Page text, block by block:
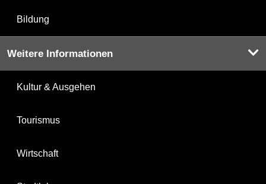
Bildung
Weitere Informationen
Kultur & Ausgehen
Tourismus
Wirtschaft